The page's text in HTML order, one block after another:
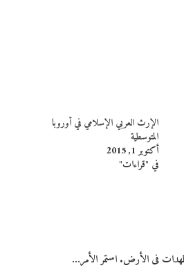
الإرث العربي الإسلامي في أوروبا
المتوسطية
أكتوبر 1, 2015
في "قراءات"
فى الأرض. استمر الأمر…